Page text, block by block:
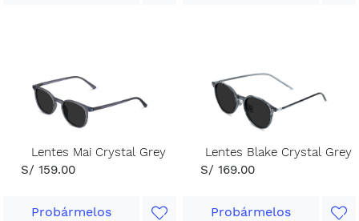
Lentes Mai Crystal Grey
S/ 159.00
Probármelos
Lentes Blake Crystal Grey
S/ 169.00
Probármelos